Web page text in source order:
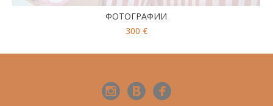
ФОТОГРАФИИ
300 €